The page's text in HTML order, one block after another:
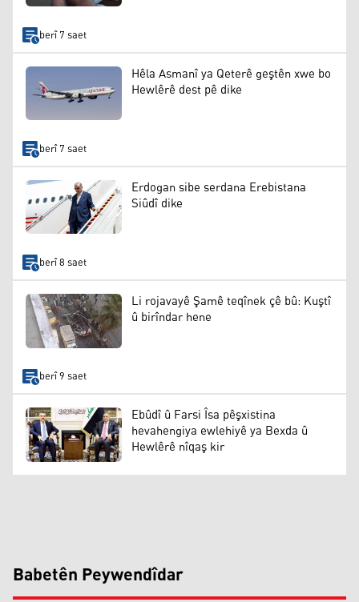
berî 7 saet
Hêla Asmanî ya Qeterê geştên xwe bo
Hewlêrê dest pê dike
berî 7 saet
Erdogan sibe serdana Erebistana
Siûdî dike
berî 8 saet
Li rojavayê Şamê teqînek çê bû: Kuştî
û birîndar hene
berî 9 saet
Ebûdî û Farsi Îsa pêşxistina
hevahengiya ewlehiyê ya Bexda û
Hewlêrê nîqaş kir
Babetên Peywendîdar